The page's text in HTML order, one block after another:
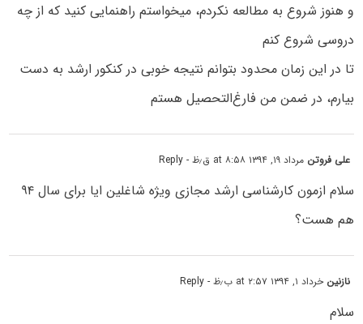
و هنوز شروع به مطالعه نکردم، میخواستم راهنمایی کنید که از چه
دروسی شروع کنم
تا در این زمان محدود بتوانم نتیجه خوبی در کنکور ارشد به دست
بیارم، در ضمن من فارغ‌التحصیل هستم
علی فروتن مرداد ۱۹, ۱۳۹۴ at ۸:۵۸ ق٫ظ - Reply
سلام ازمون کارشناسی ارشد مجازی ویژه شاغلین ایا برای سال ۹۴
هم هست؟
نازنین خرداد ۱, ۱۳۹۴ at ۲:۵۷ ب٫ظ - Reply
سلام